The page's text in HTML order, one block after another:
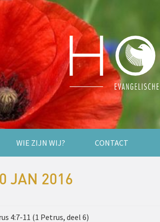
WIE ZIJN WIJ? CONTACT
JAN 2016
4:7-11 (1 Petrus, deel 6)